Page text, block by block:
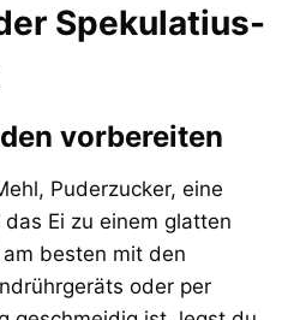
Spekulatius-
vorbereiten
Puderzucker, eine
Ei zu einem glatten
besten mit den
oder per